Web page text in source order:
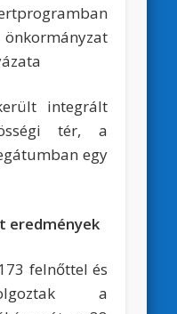
integrált
tér, a
egy
eredmények
felnőttel és
a